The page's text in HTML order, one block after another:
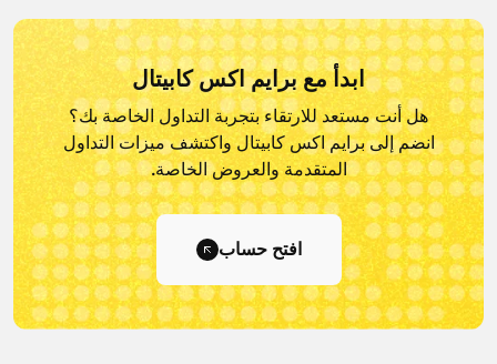
ابدأ مع برايم اكس كابيتال
هل أنت مستعد للارتقاء بتجربة التداول الخاصة بك؟
انضم إلى برايم اكس كابيتال واكتشف ميزات التداول
المتقدمة والعروض الخاصة.
افتح حساب